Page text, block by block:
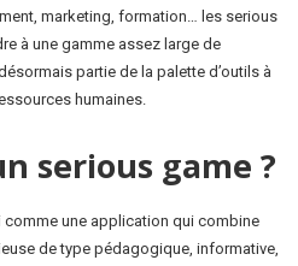
marketing, formation… les serious
à une gamme assez large de
partie de la palette d’outils à
humaines.
serious game ?
une application qui combine
de type pédagogique, informative,